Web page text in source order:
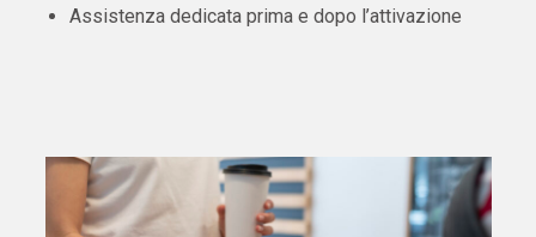
Assistenza dedicata prima e dopo l’attivazione